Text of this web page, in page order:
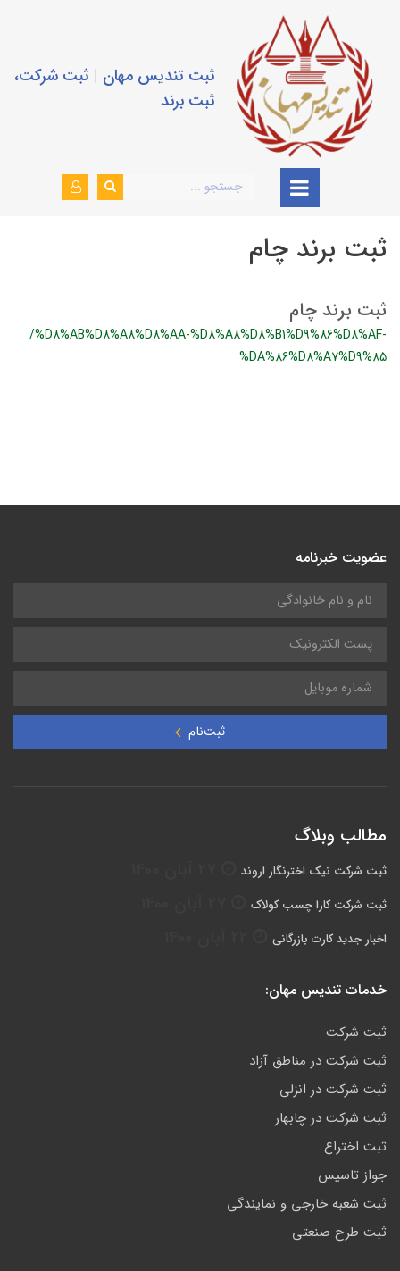
ثبت تندیس مهان | ثبت شرکت،
ثبت برند
ثبت برند چام
ثبت برند چام
/%D8%AB%D8%A8%D8%AA-%D8%A8%D8%B1%D9%86%D8%AF-
%DA%86%D8%A7%D9%85
عضویت خبرنامه
ثبت‌نام
مطالب وبلاگ
ثبت شرکت نیک اخترنگار اروند
ثبت شرکت کارا چسب کولاک
اخبار جدید کارت بازرگانی
خدمات تندیس مهان:
ثبت شرکت
ثبت شرکت در مناطق آزاد
ثبت شرکت در انزلی
ثبت شرکت در چابهار
ثبت اختراع
جواز تاسیس
ثبت شعبه خارجی و نمایندگی
ثبت طرح صنعتی